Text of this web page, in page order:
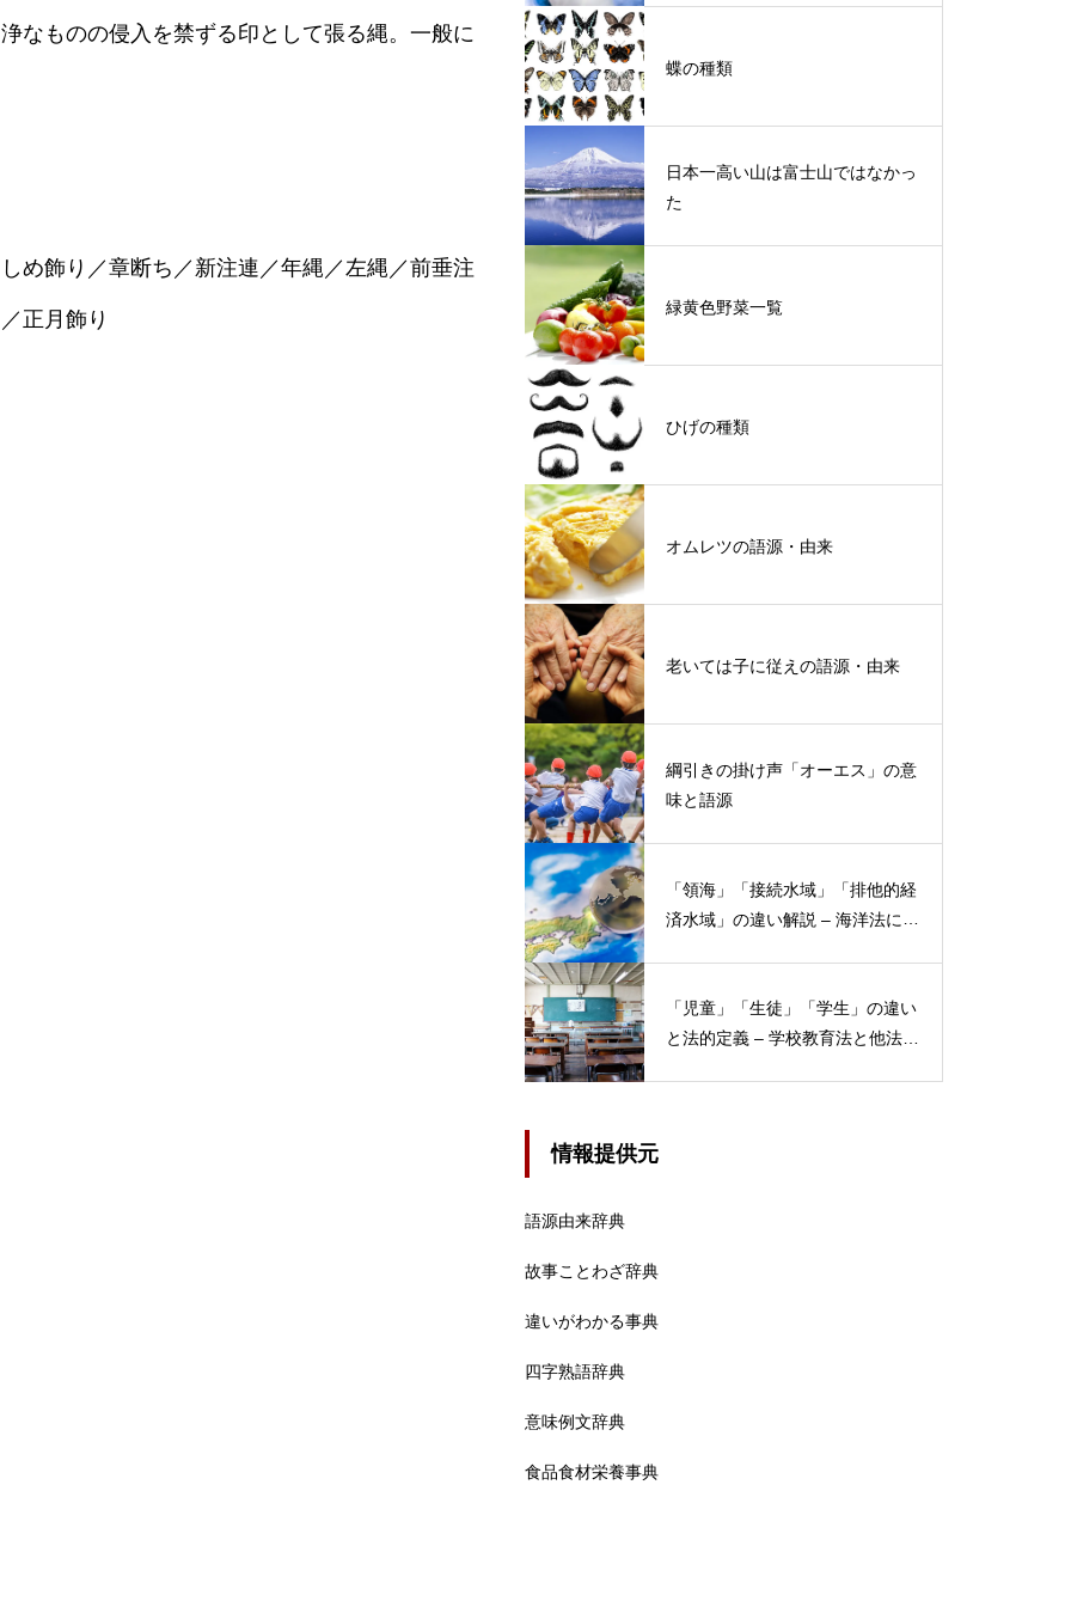
なものの侵入を禁ずる印として張る縄。一般に
め飾り／章断ち／新注連／年縄／左縄／前垂注
正月飾り
蝶の種類
日本一高い山は富士山ではなかっ
た
緑黄色野菜一覧
ひげの種類
オムレツの語源・由来
老いては子に従えの語源・由来
綱引きの掛け声「オーエス」の意
味と語源
「領海」「接続水域」「排他的経
済水域」の違い解説 – 海洋法にお
「児童」「生徒」「学生」の違い
と法的定義 – 学校教育法と他法律
情報提供元
語源由来辞典
故事ことわざ辞典
違いがわかる事典
四字熟語辞典
意味例文辞典
食品食材栄養事典